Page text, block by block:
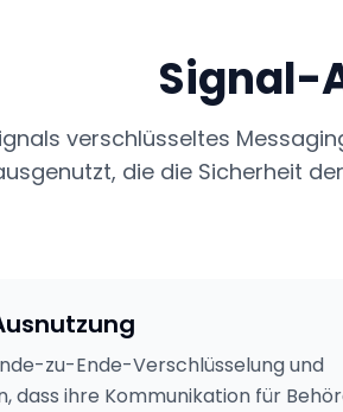
Signal-
verschlüsseltes
die die Sicherheit
zu-Ende-Verschlüsselung und
dass ihre Kommunikation für